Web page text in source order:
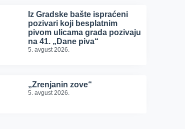
Iz Gradske bašte ispraćeni
pozivari koji besplatnim
pivom ulicama grada pozivaju
na 41. „Dane piva“
5. avgust 2026.
„Zrenjanin zove“
5. avgust 2026.